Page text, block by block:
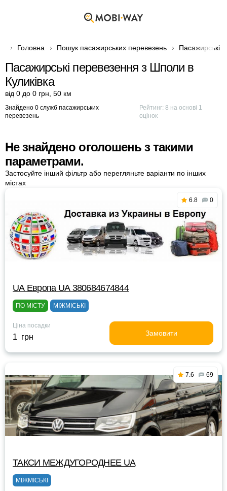
Головна Пошук пасажирських перевезень Пасажирські
Пасажирські перевезення з Шполи в
Куликівка
від 0 до 0 грн 50 км
Знайдено 0 служб пасажирських
перевезень
Рейтинг:8 на основі 1
оцінок
Не знайдено оголошень з такими
параметрами.
Застосуйте інший фільтр або перегляньте варіанти по інших
містах
6.8 0
UА Европа UА 380684674844
ПО МІСТУ МІЖМІСЬКІ
Ціна посадки
1 грн Замовити
7.6 69
ТАКСИ MEЖДУГОРОДНEE UA
МІЖМІСЬКІ